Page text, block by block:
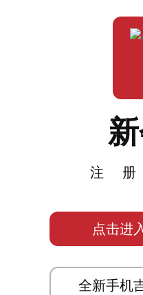
注
点击进
全新手机